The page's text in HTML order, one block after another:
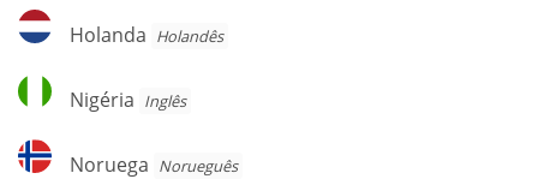
Holanda
Holanda Holandês
Nigéria
Nigéria Inglês
Noruega
Noruega Norueguês